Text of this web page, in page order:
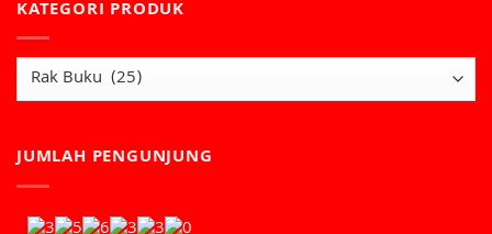
KATEGORI PRODUK
JUMLAH PENGUNJUNG